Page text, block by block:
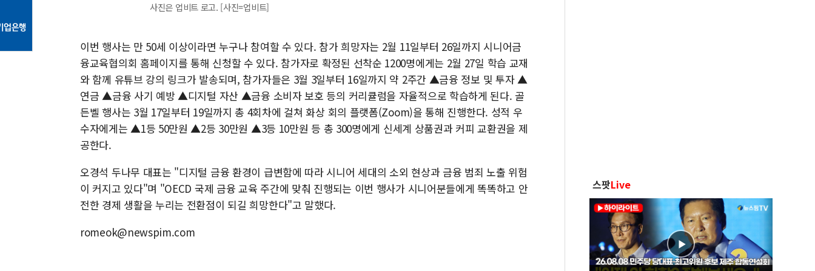
사진은 업비트 로고. [사진=업비트]
이번 행사는 만 50세 이상이라면 누구나 참여할 수 있다. 참가 희망자는 2월 11일부터 26일까지 시니어금
융교육협의회 홈페이지를 통해 신청할 수 있다. 참가자로 확정된 선착순 1200명에게는 2월 27일 학습 교재
와 함께 유튜브 강의 링크가 발송되며, 참가자들은 3월 3일부터 16일까지 약 2주간 ▲금융 정보 및 투자 ▲
연금 ▲금융 사기 예방 ▲디지털 자산 ▲금융 소비자 보호 등의 커리큘럼을 자율적으로 학습하게 된다. 골
든벨 행사는 3월 17일부터 19일까지 총 4회차에 걸쳐 화상 회의 플랫폼(Zoom)을 통해 진행한다. 성적 우
수자에게는 ▲1등 50만원 ▲2등 30만원 ▲3등 10만원 등 총 300명에게 신세계 상품권과 커피 교환권을 제
공한다.
오경석 두나무 대표는 "디지털 금융 환경이 급변함에 따라 시니어 세대의 소외 현상과 금융 범죄 노출 위험
이 커지고 있다"며 "OECD 국제 금융 교육 주간에 맞춰 진행되는 이번 행사가 시니어분들에게 똑똑하고 안
전한 경제 생활을 누리는 전환점이 되길 희망한다"고 말했다.
romeok@newspim.com
스팟Live